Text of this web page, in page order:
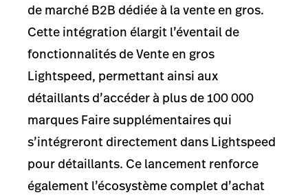
de marché B2B dédiée à la vente en gros.
Cette intégration élargit l’éventail de
fonctionnalités de Vente en gros
Lightspeed, permettant ainsi aux
détaillants d’accéder à plus de 100 000
marques Faire supplémentaires qui
s’intégreront directement dans Lightspeed
pour détaillants. Ce lancement renforce
également l’écosystème complet d’achat